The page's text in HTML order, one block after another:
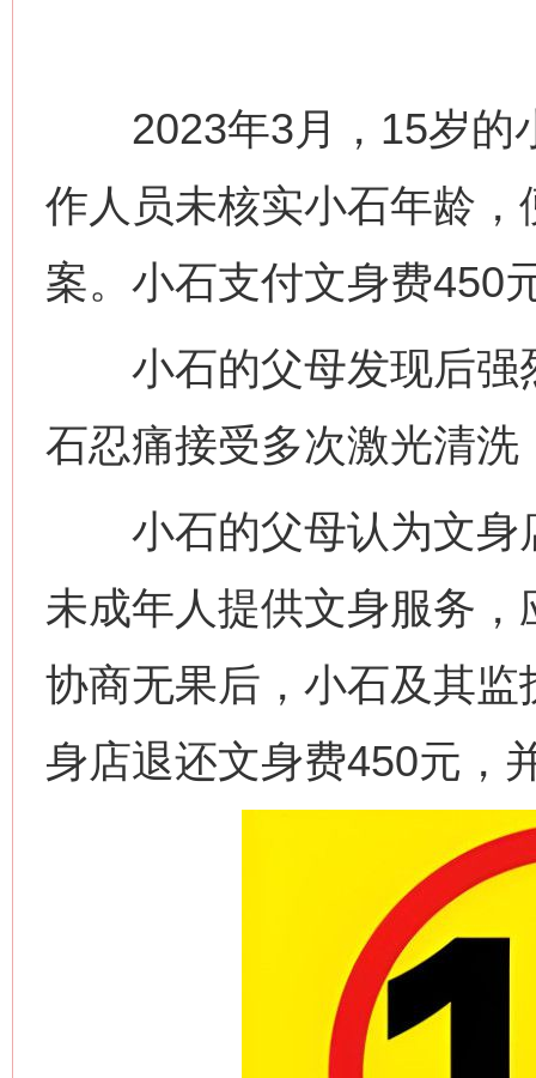
2023年3月，15岁的
作人员未核实小石年龄
案。小石支付文身费450
小石的父母发现后强
石忍痛接受多次激光清
小石的父母认为文身
未成年人提供文身服务
协商无果后，小石及其
身店退还文身费450元，